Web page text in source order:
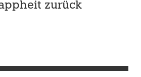
zurück